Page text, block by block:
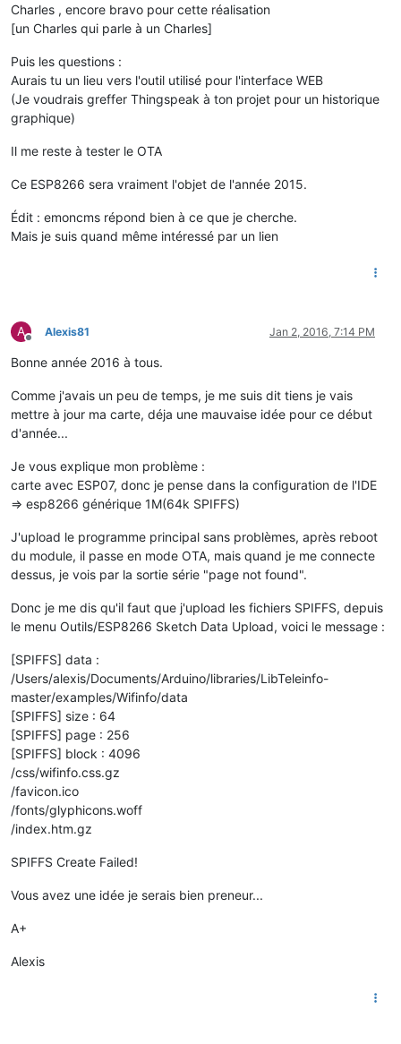
Charles , encore bravo pour cette réalisation
[un Charles qui parle à un Charles]
Puis les questions :
Aurais tu un lieu vers l'outil utilisé pour l'interface WEB
(Je voudrais greffer Thingspeak à ton projet pour un historique
graphique)
Il me reste à tester le OTA
Ce ESP8266 sera vraiment l'objet de l'année 2015.
Édit : emoncms répond bien à ce que je cherche.
Mais je suis quand même intéressé par un lien
A
Offline
Alexis81 Jan 2, 2016, 7:14 PM
Bonne année 2016 à tous.
Comme j'avais un peu de temps, je me suis dit tiens je vais
mettre à jour ma carte, déja une mauvaise idée pour ce début
d'année...
Je vous explique mon problème :
carte avec ESP07, donc je pense dans la configuration de l'IDE
=> esp8266 générique 1M(64k SPIFFS)
J'upload le programme principal sans problèmes, après reboot
du module, il passe en mode OTA, mais quand je me connecte
dessus, je vois par la sortie série "page not found".
Donc je me dis qu'il faut que j'upload les fichiers SPIFFS, depuis
le menu Outils/ESP8266 Sketch Data Upload, voici le message :
[SPIFFS] data :
/Users/alexis/Documents/Arduino/libraries/LibTeleinfo-
master/examples/Wifinfo/data
[SPIFFS] size : 64
[SPIFFS] page : 256
[SPIFFS] block : 4096
/css/wifinfo.css.gz
/favicon.ico
/fonts/glyphicons.woff
/index.htm.gz
SPIFFS Create Failed!
Vous avez une idée je serais bien preneur...
A+
Alexis